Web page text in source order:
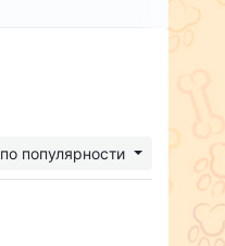
по популярности